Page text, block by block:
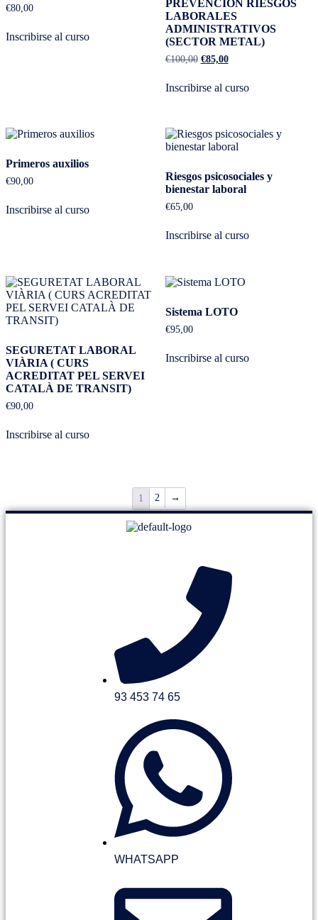
€80,00
Inscribirse al curso
PREVENCION RIESGOS
LABORALES
ADMINISTRATIVOS
(SECTOR METAL)
€100,00 €85,00
Inscribirse al curso
Primeros auxilios
€90,00
Inscribirse al curso
Riesgos psicosociales y
bienestar laboral
€65,00
Inscribirse al curso
SEGURETAT LABORAL
VIÀRIA ( CURS
ACREDITAT PEL SERVEI
CATALÀ DE TRANSIT)
€90,00
Inscribirse al curso
Sistema LOTO
€95,00
Inscribirse al curso
1 2 →
93 453 74 65
WHATSAPP